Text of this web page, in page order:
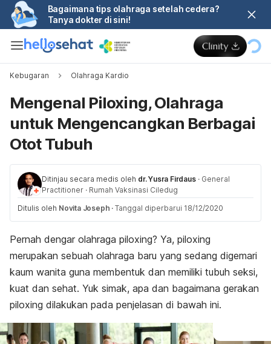
Bagaimana tips olahraga setelah cedera?
Tanya dokter di sini!
Kebugaran Olahraga Kardio
Mengenal Piloxing, Olahraga
untuk Mengencangkan Berbagai
Otot Tubuh
Ditinjau secara medis oleh dr. Yusra Firdaus · General
Practitioner · Rumah Vaksinasi Ciledug
Ditulis oleh Novita Joseph · Tanggal diperbarui 18/12/2020
Pernah dengar olahraga piloxing? Ya, piloxing
merupakan sebuah olahraga baru yang sedang digemari
kaum wanita guna membentuk dan memiliki tubuh seksi,
kuat dan sehat. Yuk simak, apa dan bagaimana gerakan
piloxing dilakukan pada penjelasan di bawah ini.